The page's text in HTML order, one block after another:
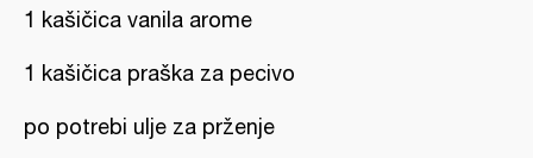
1 kašičica vanila arome
1 kašičica praška za pecivo
po potrebi ulje za prženje